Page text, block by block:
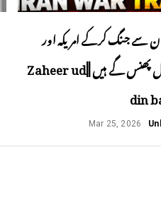
سے جنگ کرکے امریکہ اور
اسرائیل پھنس گے ہیں ||Zaheer ud
din
Mar 25, 2026